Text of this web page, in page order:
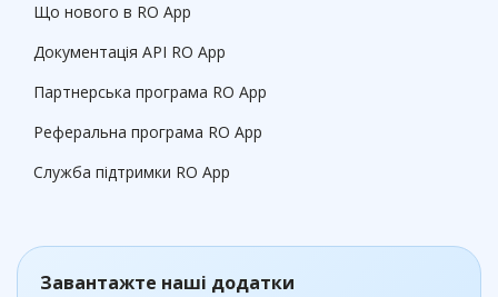
Що нового в RO App
Документація API RO App
Партнерська програма RO App
Реферальна програма RO App
Служба підтримки RO App
Завантажте наші додатки